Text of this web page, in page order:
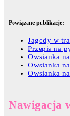
Powiązane publikacje:
Jagody w
Przepis na
Owsianka
Owsianka
Owsianka
Nawigacja